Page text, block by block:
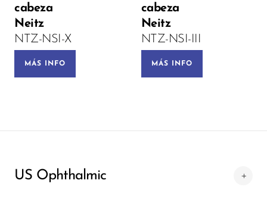
cabeza
Neitz
NTZ-NSI-X
MÁS INFO
PRE-ORDEN
cabeza
Neitz
NTZ-NSI-III
MÁS INFO
US Ophthalmic